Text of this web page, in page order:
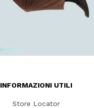
INFORMAZIONI UTILI
Store Locator